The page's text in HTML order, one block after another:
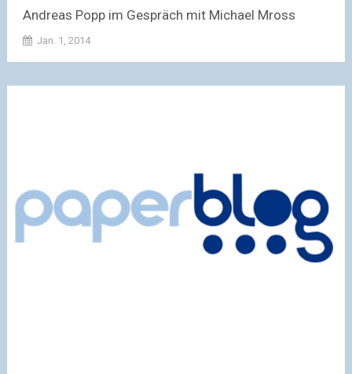
Andreas Popp im Gespräch mit Michael Mross
Jan. 1, 2014